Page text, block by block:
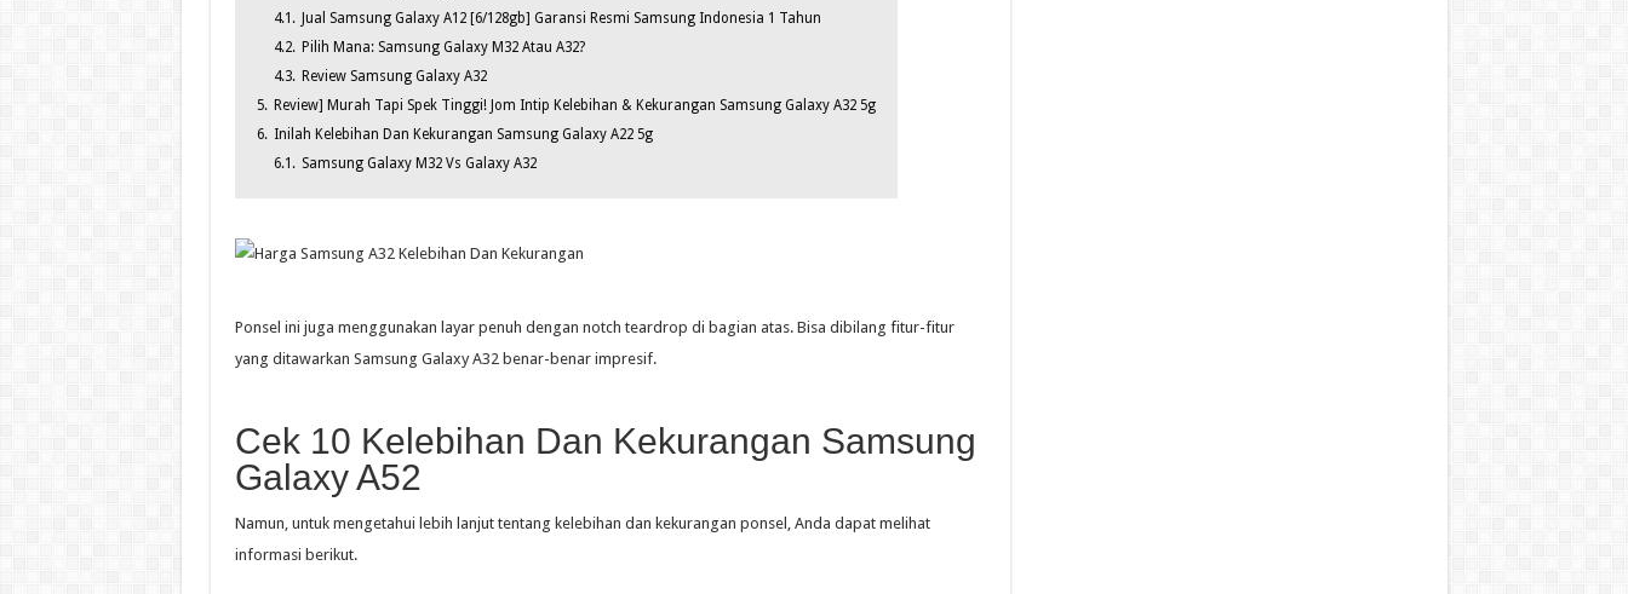
4.1.
Jual Samsung Galaxy A12 [6/128gb] Garansi Resmi Samsung Indonesia 1 Tahun
4.2. Pilih Mana: Samsung Galaxy M32 Atau A32?
4.3. Review Samsung Galaxy A32
5. Review] Murah Tapi Spek Tinggi! Jom Intip Kelebihan & Kekurangan Samsung Galaxy A32 5g
6. Inilah Kelebihan Dan Kekurangan Samsung Galaxy A22 5g
6.1. Samsung Galaxy M32 Vs Galaxy A32
Ponsel ini juga menggunakan layar penuh dengan notch teardrop di bagian atas. Bisa dibilang fitur-fitur
yang ditawarkan Samsung Galaxy A32 benar-benar impresif.
Cek 10 Kelebihan Dan Kekurangan Samsung
Galaxy A52
Namun, untuk mengetahui lebih lanjut tentang kelebihan dan kekurangan ponsel, Anda dapat melihat
informasi berikut.